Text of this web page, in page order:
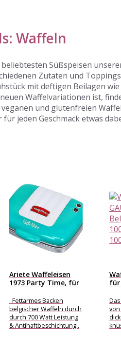
Waffeln
Süßspeisen
Zutaten und
mit deftigen Beilagen
Waffelvariationen ist,
und glutenfreien
jeden Geschmack etwas
Ariete Waffeleisen
1973 Party Time, für
. Fettarmes Backen
belgischer Waffeln durch
durch 700 Watt Leistung
& Antihaftbeschichtung .
für